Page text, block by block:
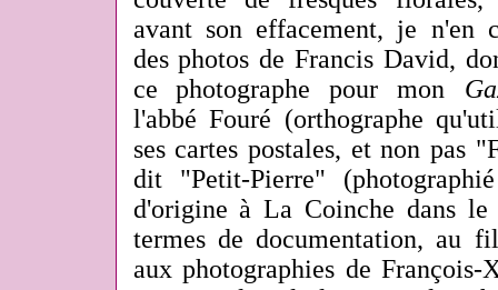
avant son effacement, je n'en
des photos de Francis David,
ce photographe pour mon
l'abbé Fouré (orthographe
ses cartes postales, et non pas
dit "Petit-Pierre"
d'origine à La Coinche dans
termes de documentation, au
aux photographies de